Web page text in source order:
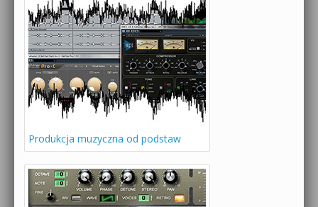
Produkcja muzyczna od podstaw